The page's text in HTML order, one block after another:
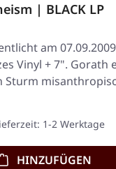
| BLACK LP
am
Vinyl + 7". Gorath
Sturm
1-2 Werktage
HINZUFÜGEN